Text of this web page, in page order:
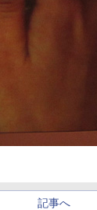
記事へ